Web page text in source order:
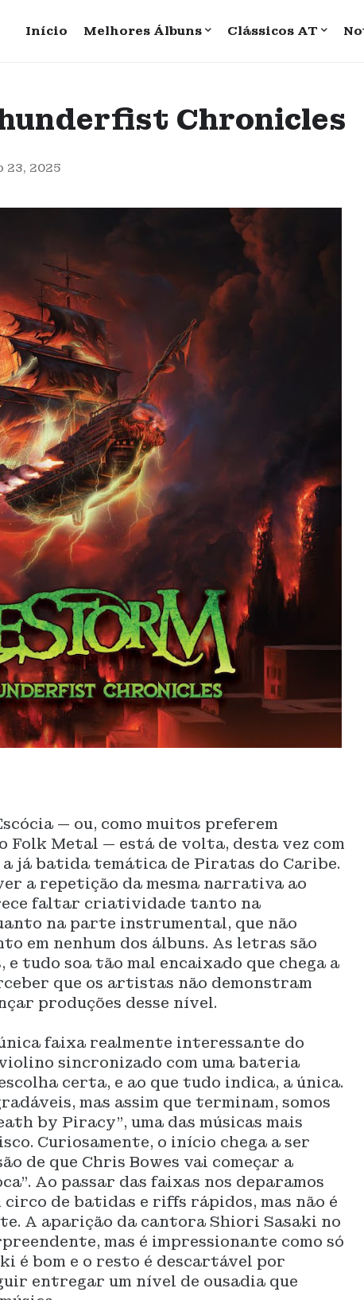
Início Melhores Álbuns Clássicos AT
Chronicles
23, 2025
— ou, como muitos preferem
Folk Metal — está de volta, desta vez com
a já batida temática de Piratas do Caribe.
a repetição da mesma narrativa ao
faltar criatividade tanto na
na parte instrumental, que não
em nenhum dos álbuns. As letras são
tudo soa tão mal encaixado que chega a
que os artistas não demonstram
produções desse nível.
faixa realmente interessante do
sincronizado com uma bateria
certa, e ao que tudo indica, a única.
mas assim que terminam, somos
by Piracy”, uma das músicas mais
Curiosamente, o início chega a ser
de que Chris Bowes vai começar a
Ao passar das faixas nos deparamos
circo de batidas e riffs rápidos, mas não é
A aparição da cantora Shiori Sasaki no
mas é impressionante como só
é bom e o resto é descartável por
entregar um nível de ousadia que